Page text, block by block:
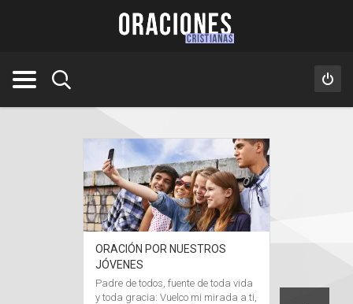
ORACIÓN POR NUESTROS
JÓVENES
Padre de todos, fuente de toda vida
y toda gracia: Vuelco mi mirada a ti,